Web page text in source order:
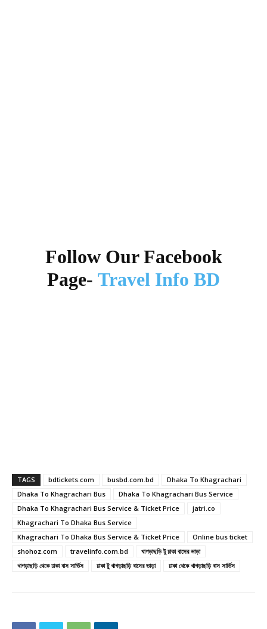
Follow Our Facebook
Page- Travel Info BD
TAGS bdtickets.com busbd.com.bd
Dhaka To Khagrachari
Dhaka To Khagrachari Bus
Dhaka To Khagrachari Bus Service
Dhaka To Khagrachari Bus Service & Ticket Price
jatri.co
Khagrachari To Dhaka Bus Service
Khagrachari To Dhaka Bus Service & Ticket Price
Online bus ticket
shohoz.com
travelinfo.com.bd
খাগড়াছড়ি টু ঢাকা বাসের ভাড়া
খাগড়াছড়ি থেকে ঢাকা বাস সার্ভিস
ঢাকা টু খাগড়াছড়ি বাসের ভাড়া ঢাকা থেকে খাগড়াছড়ি বাস সার্ভিস